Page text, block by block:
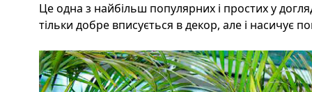
Це одна з найбільш популярних і простих у
тільки добре вписується в декор, але і насичує